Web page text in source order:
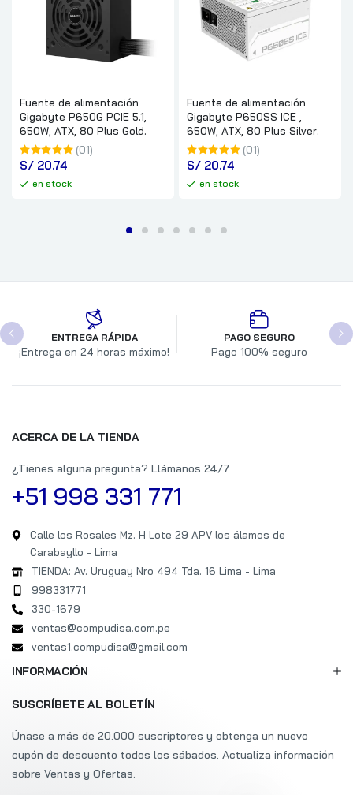
Fuente de alimentación
Gigabyte P650G PCIE 5.1,
650W, ATX, 80 Plus Gold.
(01)
S/ 20.74
en stock
Fuente de alimentación
Gigabyte P650SS ICE ,
650W, ATX, 80 Plus Silver.
(01)
S/ 20.74
en stock
ENTREGA RÁPIDA
¡Entrega en 24 horas máximo!
PAGO SEGURO
Pago 100% seguro
ACERCA DE LA TIENDA
¿Tienes alguna pregunta? Llámanos 24/7
+51 998 331 771
Calle los Rosales Mz. H Lote 29 APV los álamos de
Carabayllo - Lima
TIENDA: Av. Uruguay Nro 494 Tda. 16 Lima - Lima
998331771
330-1679
ventas@compudisa.com.pe
ventas1.compudisa@gmail.com
INFORMACIÓN
SUSCRÍBETE AL BOLETÍN
Únase a más de 20.000 suscriptores y obtenga un nuevo
cupón de descuento todos los sábados. Actualiza información
sobre Ventas y Ofertas.